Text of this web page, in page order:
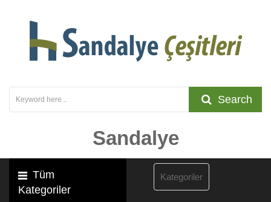
Search
Sandalye
Tüm
Kategoriler
Kategoriler